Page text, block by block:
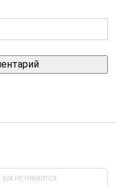
604 НЕ НРАВИТСЯ